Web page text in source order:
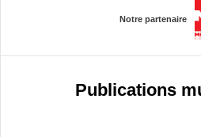
Notre partenaire
Publications